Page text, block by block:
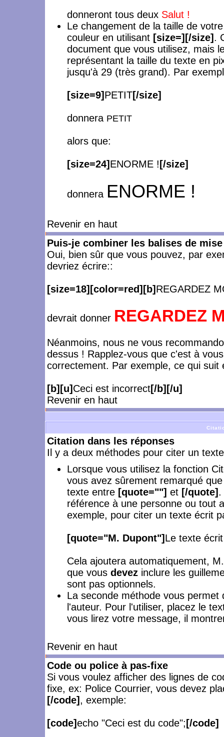
donneront tous deux Salut !
Le changement de la taille de
couleur en utilisant [size=][/size] .
document que vous utilisez, mais
représentant la taille du texte en
jusqu'à 29 (très grand). Par
[size=9] PETIT[/size]
donnera PETIT
alors que:
[size=24] ENORME ! [/size]
donnera ENORME !
Revenir en haut
Puis-je combiner les balises de
Oui, bien sûr que vous pouvez, par
devriez écrire::
[size=18][color=red][b] REGARDEZ
devrait donner REGARDEZ
Néanmoins, nous ne vous
dessus ! Rapplez-vous que c'est à
correctement. Par exemple, ce qui suit
[b][u] Ceci est incorrect[/b][/u]
Revenir en haut
Citation dans les réponses
Il y a deux méthodes pour citer un
Lorsque vous utilisez la fonction
vous avez sûrement remarqué
texte entre [quote=""] et [/quote] .
référence à une personne ou tout
exemple, pour citer un texte écrit
[quote="M. Dupont"] Le texte
Cela ajoutera automatiquement,
que vous devez inclure les
sont pas optionnels.
La seconde méthode vous
l'auteur. Pour l'utiliser, placez le
vous lirez votre message, il
Revenir en haut
Code ou police à pas-fixe
Si vous voulez afficher des lignes de
fixe, ex: Police Courrier, vous devez
[/code] , exemple:
[code]echo "Ceci est du code"; [/code]